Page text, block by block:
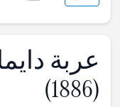
عربة
(1886)